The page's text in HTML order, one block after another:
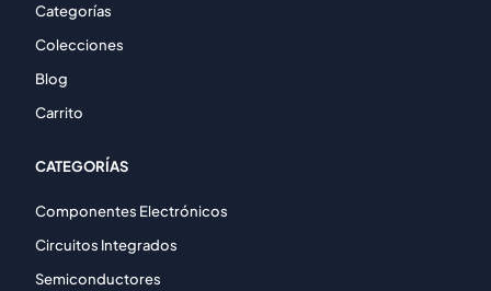
Categorías
Colecciones
Blog
Carrito
CATEGORÍAS
Componentes Electrónicos
Circuitos Integrados
Semiconductores